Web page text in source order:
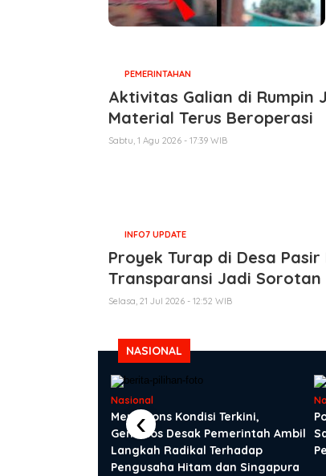
PEMERINTAHAN
Aktivitas Galian di
Material Terus Beroperasi
Sabtu, 1 Agu 2026 - 17:39 WIB
INFO7 UPDATE
Proyek Turap di Desa
Transparansi Jadi Sorotan
Selasa, 21 Jul 2026 - 12:52 WIB
NASIONAL
Nasional
Merespons Kondisi Terkini,
Gemasos Desak Pemerintah Ambil
Langkah Radikal Terhadap
Pengusaha Hitam dan Singapura
‹